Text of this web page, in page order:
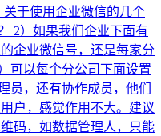
关于使用企业微信的几个
2）如果我们企业下面有
企业微信号，还是每家分
可以每个分公司下面设置
员，还有协作成员，他们
户，感觉作用不大。建议
码，如数据管理人，只能